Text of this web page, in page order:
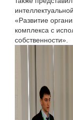
«Развитие
комплекса с
собственности».